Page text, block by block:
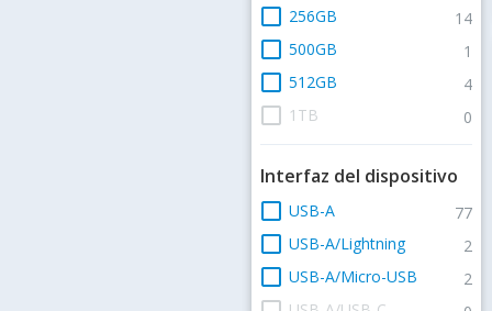
check_box_outline_blank 256GB 14
check_box_outline_blank 500GB 1
check_box_outline_blank 512GB 4
check_box_outline_blank 1TB 0
Interfaz del dispositivo
check_box_outline_blank USB-A 77
check_box_outline_blank USB-A/Lightning 2
check_box_outline_blank USB-A/Micro-USB 2